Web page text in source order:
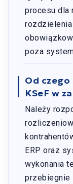
procesu dla
poza
Od
KSeF w
Należy
ERP oraz
wykonania
przebiegnie